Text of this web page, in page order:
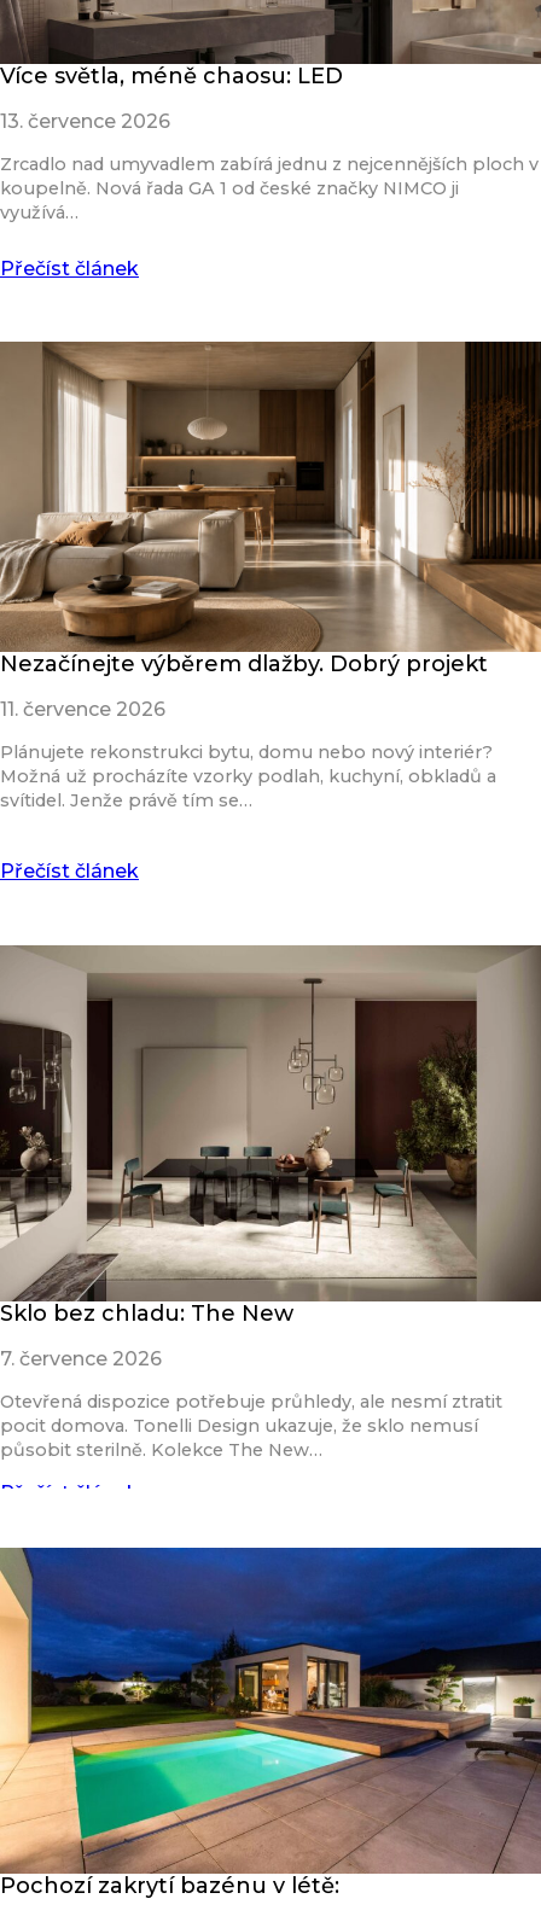
Více světla, méně chaosu: LED
13. července 2026
Zrcadlo nad umyvadlem zabírá jednu z nejcennějších ploch v
koupelně. Nová řada GA 1 od české značky NIMCO ji
využívá…
Přečíst článek
Nezačínejte výběrem dlažby. Dobrý projekt
11. července 2026
Plánujete rekonstrukci bytu, domu nebo nový interiér?
Možná už procházíte vzorky podlah, kuchyní, obkladů a
svítidel. Jenže právě tím se…
Přečíst článek
Sklo bez chladu: The New
7. července 2026
Otevřená dispozice potřebuje průhledy, ale nesmí ztratit
pocit domova. Tonelli Design ukazuje, že sklo nemusí
působit sterilně. Kolekce The New…
Přečíst článek
Pochozí zakrytí bazénu v létě: